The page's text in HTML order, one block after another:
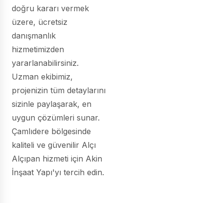
doğru kararı vermek
üzere, ücretsiz
danışmanlık
hizmetimizden
yararlanabilirsiniz.
Uzman ekibimiz,
projenizin tüm detaylarını
sizinle paylaşarak, en
uygun çözümleri sunar.
Çamlıdere bölgesinde
kaliteli ve güvenilir Alçı
Alçıpan hizmeti için Akin
İnşaat Yapı'yı tercih edin.